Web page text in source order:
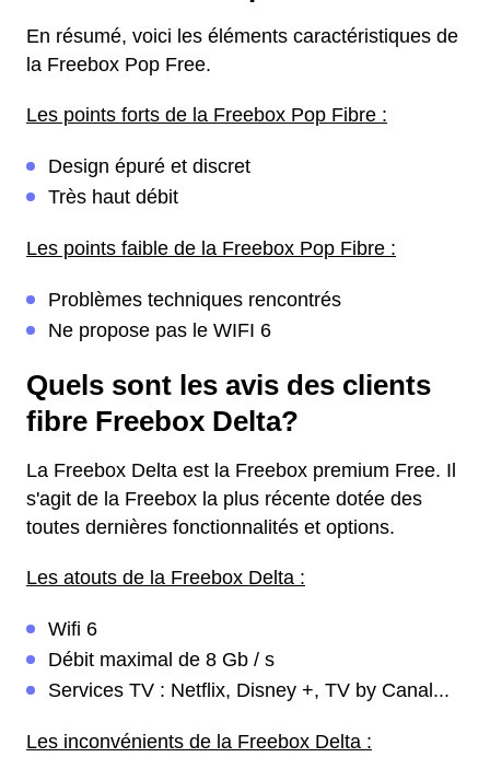
En résumé, voici les éléments caractéristiques de
la Freebox Pop Free.
Les points forts de la Freebox Pop Fibre :
Design épuré et discret
Très haut débit
Les points faible de la Freebox Pop Fibre :
Problèmes techniques rencontrés
Ne propose pas le WIFI 6
Quels sont les avis des clients
fibre Freebox Delta?
La Freebox Delta est la Freebox premium Free. Il
s'agit de la Freebox la plus récente dotée des
toutes dernières fonctionnalités et options.
Les atouts de la Freebox Delta :
Wifi 6
Débit maximal de 8 Gb / s
Services TV : Netflix, Disney +, TV by Canal...
Les inconvénients de la Freebox Delta :